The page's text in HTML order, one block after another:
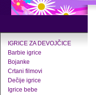
IGRICE ZA DEVOJČICE
Barbie igrice
Bojanke
Crtani filmovi
Dečije igrice
Igrice bebe